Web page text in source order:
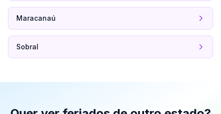
Maracanaú
Sobral